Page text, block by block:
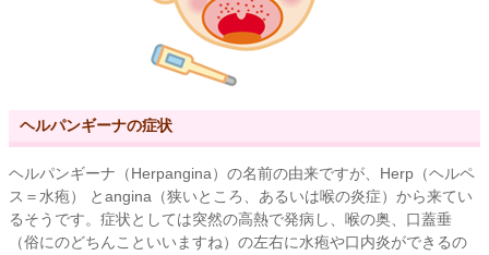
ヘルパンギーナの症状
ヘルパンギーナ（Herpangina）の名前の由来ですが、Herp（ヘルペ
ス＝水疱） とangina（狭いところ、あるいは喉の炎症）から来てい
るそうです。症状としては突然の高熱で発病し、喉の奥、口蓋垂
（俗にのどちんこといいますね）の左右に水疱や口内炎ができるの